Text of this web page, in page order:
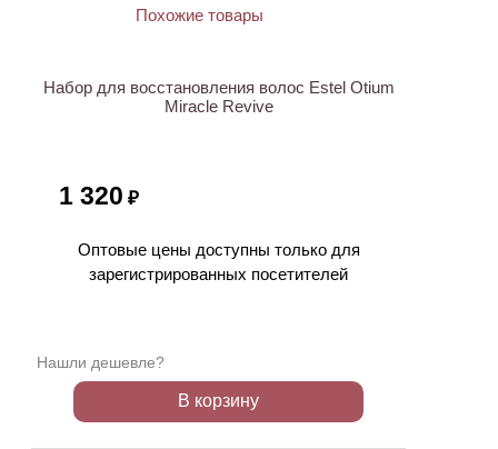
Набор для восстановления волос Estel Otium
Miracle Revive
1 320 ₽
Оптовые цены доступны только для
зарегистрированных посетителей
Нашли дешевле?
В корзину